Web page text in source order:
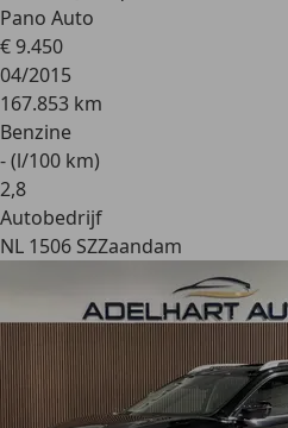
Pano Auto
€ 9.450
04/2015
167.853 km
Benzine
- (l/100 km)
2,8
Autobedrijf
NL 1506 SZZaandam